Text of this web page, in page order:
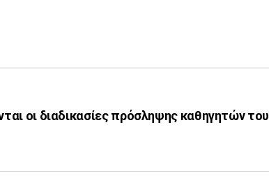
οι διαδικασίες πρόσληψης καθηγητών του